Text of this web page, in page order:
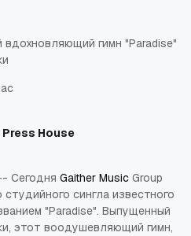
вдохновляющий гимн "Paradise"
Press House
Сегодня Gaither Music Group
сингла известного
"Paradise". Выпущенный
этот воодушевляющий гимн,